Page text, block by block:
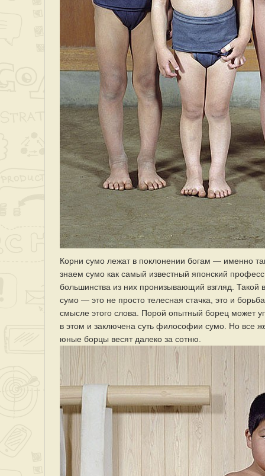
Корни сумо лежат в поклонении богам — именно
знаем сумо как самый известный японский
большинства из них пронизывающий взгляд. Такой
сумо — это не просто телесная стачка, это и
смысле этого слова. Порой опытный борец может
в этом и заключена суть философии сумо. Но все
юные борцы весят далеко за сотню.